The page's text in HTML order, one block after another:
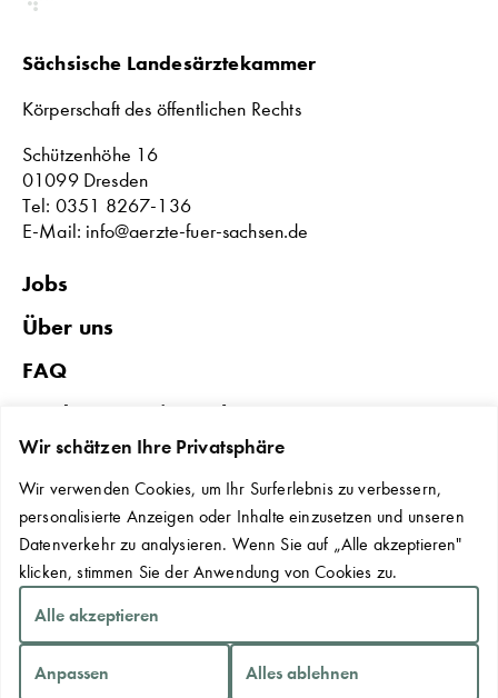
Wir schätzen Ihre Privatsphäre
Wir verwenden Cookies, um Ihr Surferlebnis zu verbessern,
personalisierte Anzeigen oder Inhalte einzusetzen und unseren
Datenverkehr zu analysieren. Wenn Sie auf „Alle akzeptieren"
klicken, stimmen Sie der Anwendung von Cookies zu.
Anpassen Alles ablehnen
Alle akzeptieren
Sächsische Landesärztekammer
Körperschaft des öffentlichen Rechts
Schützenhöhe 16
01099 Dresden
Tel: 0351 8267-136
E-Mail: info@aerzte-fuer-sachsen.de
Jobs
Über uns
FAQ
Förderungen in Sachsen
Datenschutz & Impressum
Erklärung zur Barrierefreiheit
Kontakt
Cookie-Einstellungen
Copyright © 2026 Sächsische Landesärztekammer